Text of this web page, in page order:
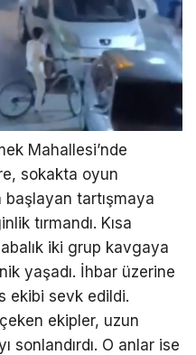
Mahallesi’nde
sokakta oyun
tartışmaya
tırmandı. Kısa
iki grup kavgaya
yaşadı. İhbar üzerine
ekibi sevk edildi.
ekipler, uzun
sonlandırdı. O anlar ise